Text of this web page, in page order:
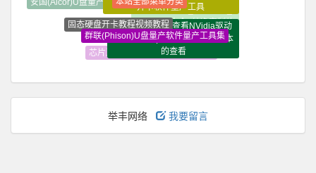
SM2246XT开卡工具
芯片工具U盘量产软件量产工具集
慧荣(SMI)U盘量产软件量产工具集
装机必备软件_常用软件_
精选软件大全_纯净定制软
件
win10系统如何查看NVidia驱动
程序版本？|nVidia驱动程序版本
的查看
群联(Phison)U盘量产软件量产工具集
固态硬盘开卡教程视频教程
举丰网络 我要留言